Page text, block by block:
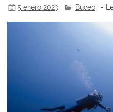
5 enero 2023 Buceo -